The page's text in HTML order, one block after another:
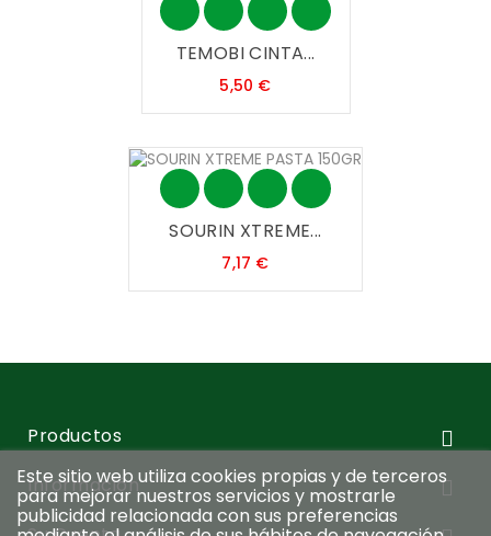
TEMOBI CINTA...
5,50 €Precio
SOURIN XTREME...
7,17 €Precio
Productos 
Información 
Este sitio web utiliza cookies propias y de terceros
para mejorar nuestros servicios y mostrarle
publicidad relacionada con sus preferencias